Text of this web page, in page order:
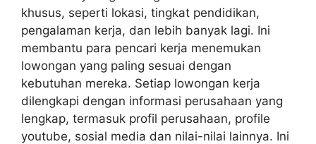
khusus, seperti lokasi, tingkat pendidikan,
pengalaman kerja, dan lebih banyak lagi. Ini
membantu para pencari kerja menemukan
lowongan yang paling sesuai dengan
kebutuhan mereka. Setiap lowongan kerja
dilengkapi dengan informasi perusahaan yang
lengkap, termasuk profil perusahaan, profile
youtube, sosial media dan nilai-nilai lainnya. Ini